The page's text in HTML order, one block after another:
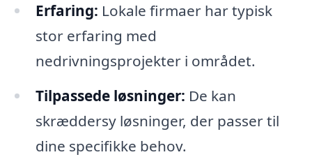
Erfaring: Lokale firmaer har typisk
stor erfaring med
nedrivningsprojekter i området.
Tilpassede løsninger: De kan
skræddersy løsninger, der passer til
dine specifikke behov.